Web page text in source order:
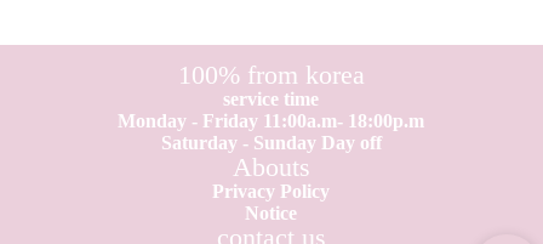
100% from korea
service time
Monday - Friday 11:00a.m- 18:00p.m
Saturday - Sunday Day off
Abouts
Privacy Policy
Notice
contact us